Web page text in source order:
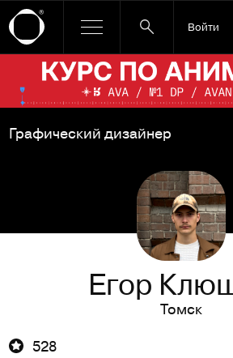
Войти
Ссылка баннера
Графический дизайнер
Егор
Томск
528